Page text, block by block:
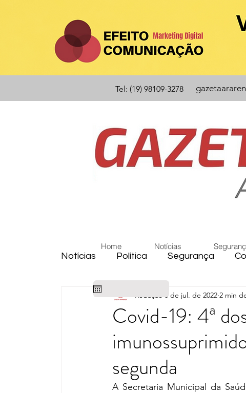
Tel: (19) 98109-3278
Home Notícias
Notícias Política Segurança
Cidade Educação Eleições
Habitação Judiciário
Covid-19: 4ª
segunda
8 de jul. de 2022 2 min
A Secretaria Municipal da